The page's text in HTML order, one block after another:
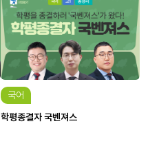
국어
학평종결자 국벤져스